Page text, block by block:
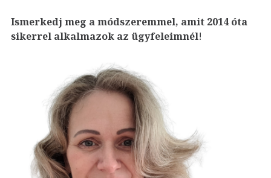
Ismerkedj meg a módszeremmel, amit 2014 óta
sikerrel alkalmazok az ügyfeleimnél!